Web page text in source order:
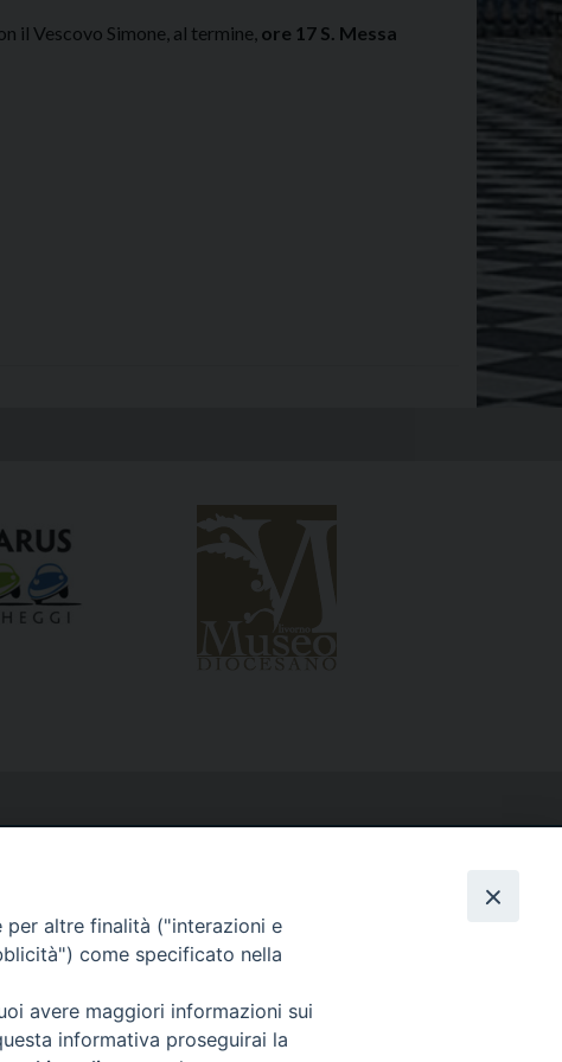
il Vescovo Simone, al termine, ore 17 S. Messa
altre finalità ("interazioni e
come specificato nella
avere maggiori informazioni sui
informativa proseguirai la